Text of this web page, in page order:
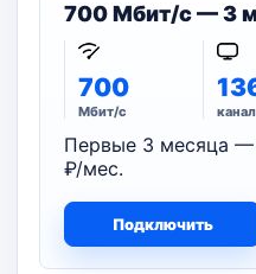
700 Мбит/с — 3
700
Мбит/с
Первые 3 месяца —
₽/мес.
Подключить